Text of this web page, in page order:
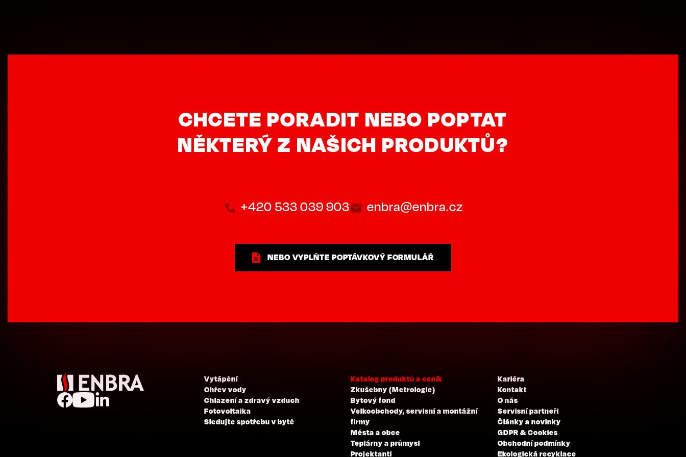
CHCETE PORADIT NEBO POPTAT
NĚKTERÝ Z NAŠICH PRODUKTŮ?
+420 533 039 903 enbra@enbra.cz
NEBO VYPLŇTE POPTÁVKOVÝ FORMULÁŘ
Vytápění
Ohřev vody
Chlazení a zdravý vzduch
Fotovoltaika
Sledujte spotřebu v bytě
Katalog produktů a ceník
Zkušebny (Metrologie)
Bytový fond
Velkoobchody, servisní a montážní
firmy
Města a obce
Teplárny a průmysl
Projektanti
Kariéra
Kontakt
O nás
Servisní partneři
Články a novinky
GDPR & Cookies
Obchodní podmínky
Ekologická recyklace